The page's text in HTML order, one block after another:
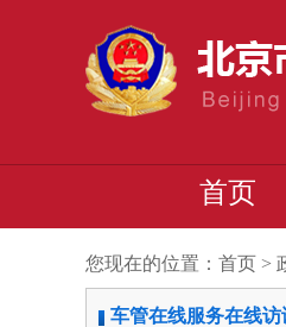
首页
您现在的位置： 首页 >
车管在线服务在线访